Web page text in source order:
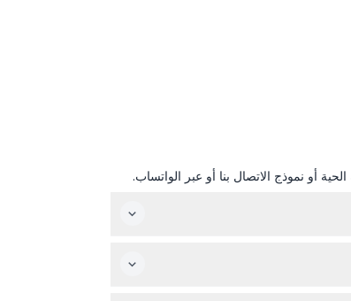
أو نموذج الاتصال بنا أو عبر الواتساب.